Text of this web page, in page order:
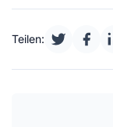
Teilen: